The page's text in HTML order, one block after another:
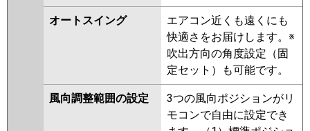
オートスイング
エアコン近くも遠くにも
快適さをお届けします。※
吹出方向の角度設定（固
定セット）も可能です。
風向調整範囲の設定
3つの風向ポジションがリ
モコンで自由に設定でき